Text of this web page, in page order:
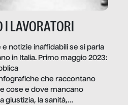
I LAVORATORI
notizie inaffidabili se si parla
in Italia. Primo maggio 2023:
che raccontano
cose e dove mancano
giustizia, la sanità,